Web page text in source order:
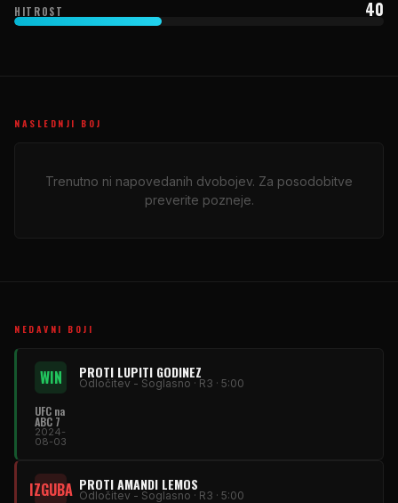
HITROST 40
NASLEDNJI BOJ
Trenutno ni napovedanih dvobojev. Za posodobitve
preverite pozneje.
NEDAVNI BOJI
WIN PROTI LUPITI GODINEZ
Odločitev - Soglasno · R3 · 5:00
UFC na
ABC 7
2024-
08-03
IZGUBA PROTI AMANDI LEMOS
Odločitev - Soglasno · R3 · 5:00